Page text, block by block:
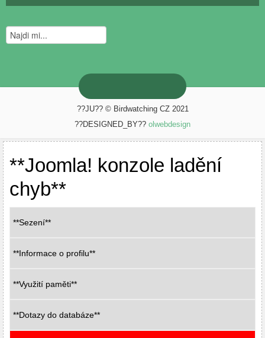
??JU?? © Birdwatching CZ 2021
??DESIGNED_BY?? olwebdesign
**Joomla! konzole ladění
chyb**
**Sezení**
**Informace o profilu**
**Využití paměti**
**Dotazy do databáze**